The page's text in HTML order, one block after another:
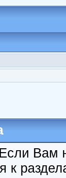
Вам
к